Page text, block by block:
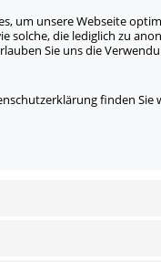
Karriere
e.V.
um unsere Webseite
solche, die lediglich zu
Sie uns die
finden